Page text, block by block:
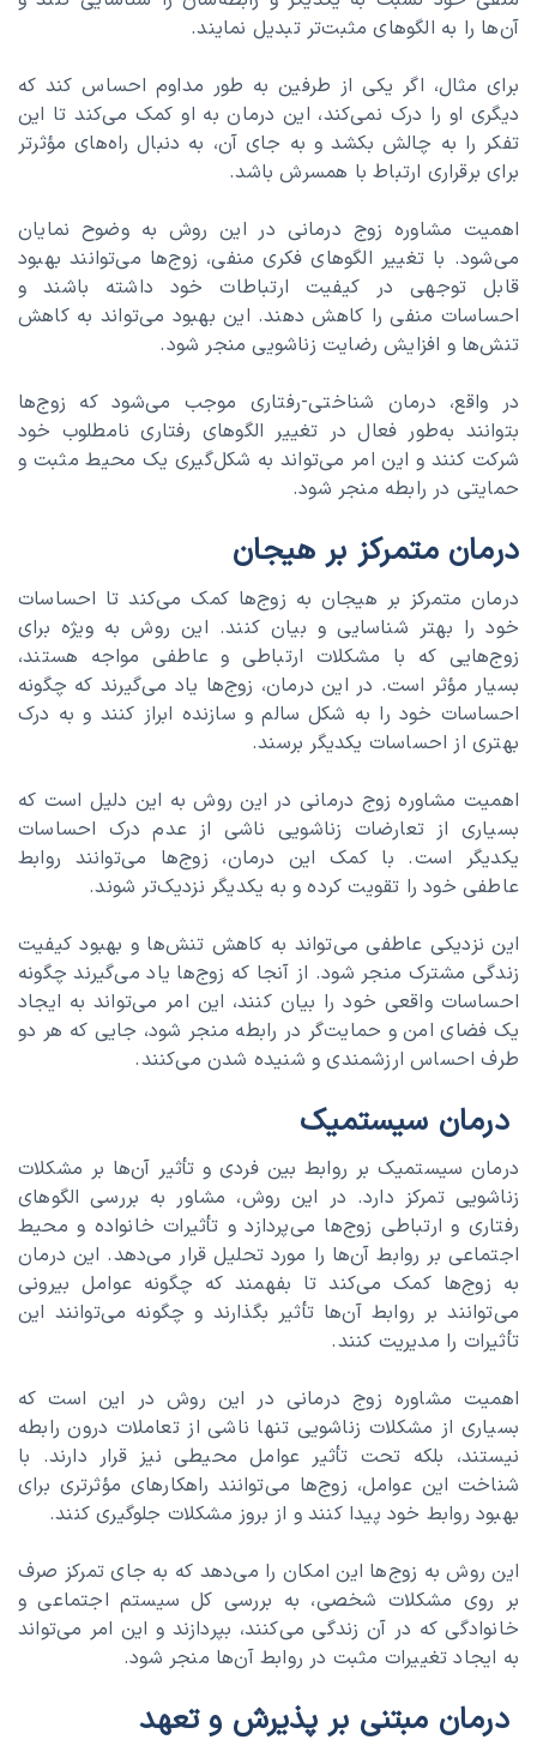
آن‌ها را به الگوهای مثبت‌تر تبدیل نمایند.
برای مثال، اگر یکی از طرفین به طور مداوم احساس کند که
دیگری او را درک نمی‌کند، این درمان به او کمک می‌کند تا این
تفکر را به چالش بکشد و به جای آن، به دنبال راه‌های مؤثرتر
برای برقراری ارتباط با همسرش باشد.
اهمیت مشاوره زوج درمانی در این روش به وضوح نمایان
می‌شود. با تغییر الگوهای فکری منفی، زوج‌ها می‌توانند بهبود
قابل توجهی در کیفیت ارتباطات خود داشته باشند و
احساسات منفی را کاهش دهند. این بهبود می‌تواند به کاهش
تنش‌ها و افزایش رضایت زناشویی منجر شود.
در واقع، درمان شناختی-رفتاری موجب می‌شود که زوج‌ها
بتوانند به‌طور فعال در تغییر الگوهای رفتاری نامطلوب خود
شرکت کنند و این امر می‌تواند به شکل‌گیری یک محیط مثبت و
حمایتی در رابطه منجر شود.
درمان متمرکز بر هیجان
درمان متمرکز بر هیجان به زوج‌ها کمک می‌کند تا احساسات
خود را بهتر شناسایی و بیان کنند. این روش به ویژه برای
زوج‌هایی که با مشکلات ارتباطی و عاطفی مواجه هستند،
بسیار مؤثر است. در این درمان، زوج‌ها یاد می‌گیرند که چگونه
احساسات خود را به شکل سالم و سازنده ابراز کنند و به درک
بهتری از احساسات یکدیگر برسند.
اهمیت مشاوره زوج درمانی در این روش به این دلیل است که
بسیاری از تعارضات زناشویی ناشی از عدم درک احساسات
یکدیگر است. با کمک این درمان، زوج‌ها می‌توانند روابط
عاطفی خود را تقویت کرده و به یکدیگر نزدیک‌تر شوند.
این نزدیکی عاطفی می‌تواند به کاهش تنش‌ها و بهبود کیفیت
زندگی مشترک منجر شود. از آنجا که زوج‌ها یاد می‌گیرند چگونه
احساسات واقعی خود را بیان کنند، این امر می‌تواند به ایجاد
یک فضای امن و حمایت‌گر در رابطه منجر شود، جایی که هر دو
طرف احساس ارزشمندی و شنیده شدن می‌کنند.
درمان سیستمیک
درمان سیستمیک بر روابط بین فردی و تأثیر آن‌ها بر مشکلات
زناشویی تمرکز دارد. در این روش، مشاور به بررسی الگوهای
رفتاری و ارتباطی زوج‌ها می‌پردازد و تأثیرات خانواده و محیط
اجتماعی بر روابط آن‌ها را مورد تحلیل قرار می‌دهد. این درمان
به زوج‌ها کمک می‌کند تا بفهمند که چگونه عوامل بیرونی
می‌توانند بر روابط آن‌ها تأثیر بگذارند و چگونه می‌توانند این
تأثیرات را مدیریت کنند.
اهمیت مشاوره زوج درمانی در این روش در این است که
بسیاری از مشکلات زناشویی تنها ناشی از تعاملات درون رابطه
نیستند، بلکه تحت تأثیر عوامل محیطی نیز قرار دارند. با
شناخت این عوامل، زوج‌ها می‌توانند راهکارهای مؤثرتری برای
بهبود روابط خود پیدا کنند و از بروز مشکلات جلوگیری کنند.
این روش به زوج‌ها این امکان را می‌دهد که به جای تمرکز صرف
بر روی مشکلات شخصی، به بررسی کل سیستم اجتماعی و
خانوادگی که در آن زندگی می‌کنند، بپردازند و این امر می‌تواند
به ایجاد تغییرات مثبت در روابط آن‌ها منجر شود.
درمان مبتنی بر پذیرش و تعهد